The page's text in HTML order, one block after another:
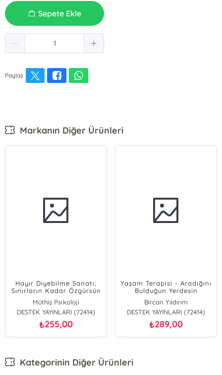
Sepete Ekle
Paylaş
Markanın Diğer Ürünleri
Hayır Diyebilme Sanatı;
Sınırların Kadar Özgürsün
Müthiş Psikoloji
DESTEK YAYINLARI (72414)
₺255,00
Yaşam Terapisi - Aradığını
Bulduğun Yerdesin
Bircan Yıldırım
DESTEK YAYINLARI (72414)
₺289,00
Kategorinin Diğer Ürünleri